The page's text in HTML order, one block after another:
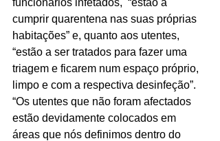
funcionários infetados,  “estão a
cumprir quarentena nas suas próprias
habitações” e, quanto aos utentes,
“estão a ser tratados para fazer uma
triagem e ficarem num espaço próprio,
limpo e com a respectiva desinfeção”.
“Os utentes que não foram afectados
estão devidamente colocados em
áreas que nós definimos dentro do